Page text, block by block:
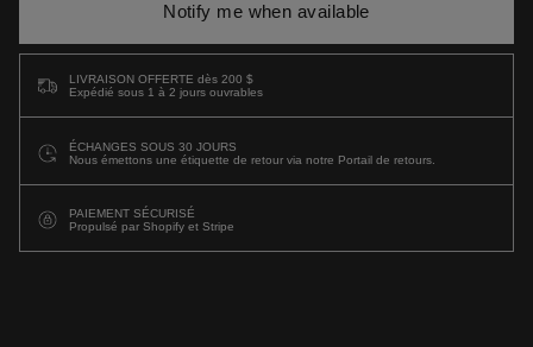
Notify me when available
LIVRAISON OFFERTE dès 200 $
Expédié sous 1 à 2 jours ouvrables
ÉCHANGES SOUS 30 JOURS
Nous émettons une étiquette de retour via notre Portail de retours.
PAIEMENT SÉCURISÉ
Propulsé par Shopify et Stripe